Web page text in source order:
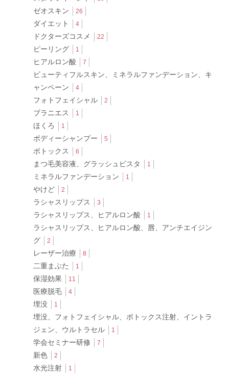
ゼオスキン 26
ダイエット 4
ドクターズコスメ 22
ピーリング 1
ヒアルロン酸 7
ビューティフルスキン、ミネラルファンデーション、キ
ャンペーン
4
フォトフェイシャル 2
ブラニエス 1
ほくろ 1
ボディーシャンプー 5
ボトックス 6
まつ毛美容液、グラッシュビスタ 1
ミネラルファンデーション 1
やけど 2
ラシャスリップス 3
ラシャスリップス、ヒアルロン酸 1
ラシャスリップス、ヒアルロン酸、唇、アンチエイジン
グ
2
レーザー治療 8
二重まぶた 1
保湿効果 11
医療脱毛 4
埋没 1
埋没、フォトフェイシャル、ボトックス注射、イントラ
ジェン、ウルトラセル
1
学会セミナー研修 7
新色 2
水光注射 1